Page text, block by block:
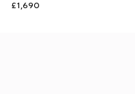
£1,690